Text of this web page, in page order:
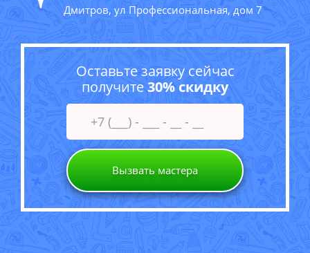
Дмитров, ул Профессиональная, дом 7
Оставьте заявку сейчас
получите30% скидку
Вызвать мастера